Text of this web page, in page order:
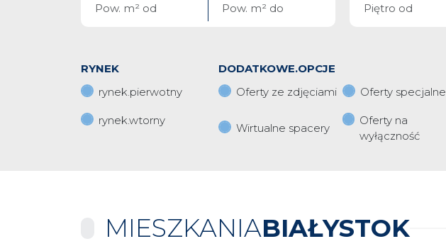
RYNEK
rynek.pierwotny
rynek.wtorny
DODATKOWE.OPCJE
Oferty ze zdjęciami
Oferty specjalne
Wirtualne spacery
Oferty na
wyłączność
MIESZKANIABIAŁYSTOK